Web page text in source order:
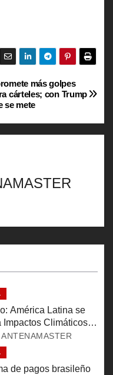
más golpes
cárteles; con Trump
se mete
América Latina se
Impactos Climáticos
ANTENAMASTER
de pagos brasileño